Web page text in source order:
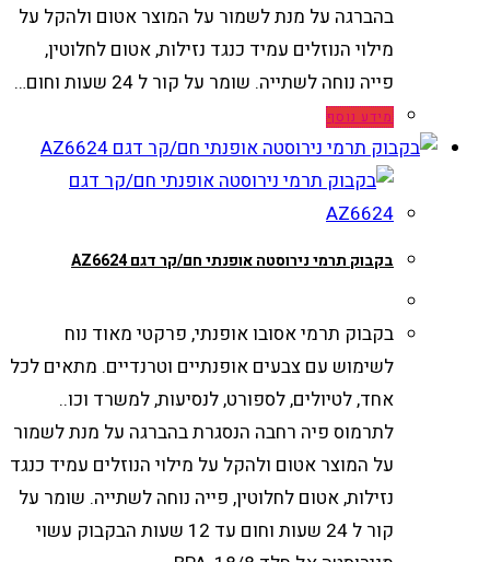
בהברגה על מנת לשמור על המוצר אטום ולהקל על
מילוי הנוזלים עמיד כנגד נזילות, אטום לחלוטין,
פייה נוחה לשתייה. שומר על קור ל 24 שעות וחום…
מידע נוסף
בקבוק תרמי נירוסטה אופנתי חם/קר דגם AZ6624
בקבוק תרמי אסובו אופנתי, פרקטי מאוד נוח
לשימוש עם צבעים אופנתיים וטרנדיים. מתאים לכל
אחד, לטיולים, לספורט, לנסיעות, למשרד וכו..
לתרמוס פיה רחבה הנסגרת בהברגה על מנת לשמור
על המוצר אטום ולהקל על מילוי הנוזלים עמיד כנגד
נזילות, אטום לחלוטין, פייה נוחה לשתייה. שומר על
קור ל 24 שעות וחום עד 12 שעות הבקבוק עשוי